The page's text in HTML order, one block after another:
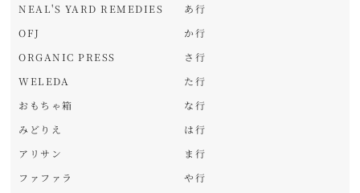
NEAL'S YARD REMEDIES
OFJ
ORGANIC PRESS
WELEDA
おもちゃ箱
みどりえ
アリサン
ファファラ
あ行
か行
さ行
た行
な行
は行
ま行
や行